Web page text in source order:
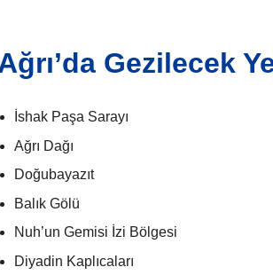
Gezilecek
İshak Paşa Sarayı
Ağrı Dağı
Doğubayazıt
Balık Gölü
Nuh’un Gemisi İzi Bölgesi
Diyadin Kaplıcaları